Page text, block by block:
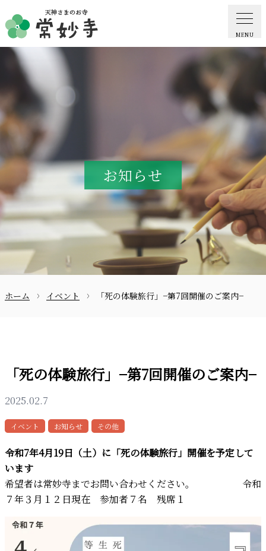
MENU
ホーム
常妙寺紹介
納骨堂・お墓
葬儀・供養・祈祷
ギャラリー
お知らせ
お問合せ
〒870-0133
097-521-2585
お知らせ
ホーム イベント 「死の体験旅行」−第7回開催のご案内−
「死の体験旅行」−第7回開催のご案内−
2025.02.7
イベント お知らせ その他
令和7年4月19日（土）に「死の体験旅行」開催を予定して
います
希望者は常妙寺までお問い合わせください。 令和
７年３月１２日現在 参加者７名 残席１